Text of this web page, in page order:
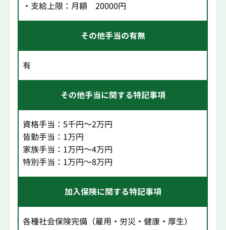
・支給上限：月額 20000円
その他手当の有無
有
その他手当に関する特記事項
資格手当：5千円～2万円
皆勤手当：1万円
家族手当：1万円～4万円
特別手当：1万円～8万円
加入保険に関する特記事項
各種社会保険完備（雇用・労災・健康・厚生）